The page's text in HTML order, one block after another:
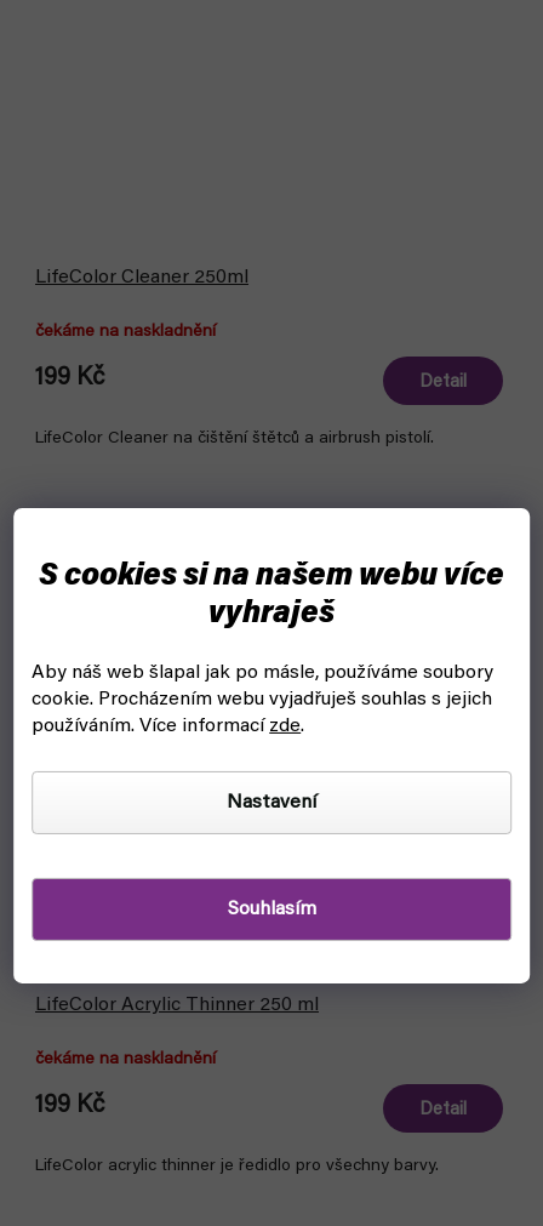
S cookies si na našem webu více
vyhraješ
Aby náš web šlapal jak po másle, používáme soubory
cookie. Procházením webu vyjadřuješ souhlas s jejich
používáním. Více informací zde.
Nastavení
Souhlasím
LifeColor Cleaner 250ml
čekáme na naskladnění
199 Kč Detail
LifeColor Cleaner na čištění štětců a airbrush pistolí.
LifeColor Acrylic Thinner 250 ml
čekáme na naskladnění
199 Kč Detail
LifeColor acrylic thinner je ředidlo pro všechny barvy.